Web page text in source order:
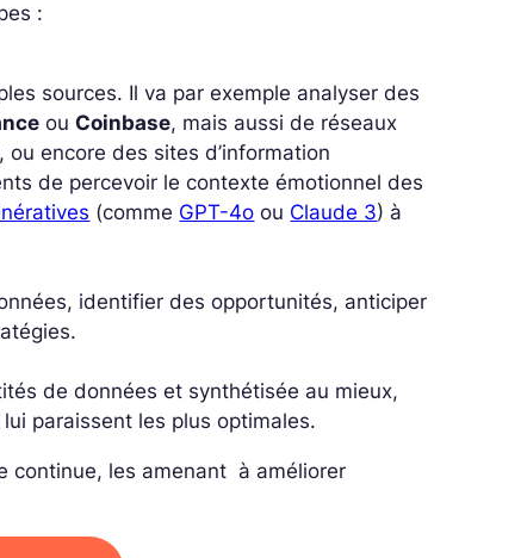
:
sources. Il va par exemple analyser des
ouCoinbase, mais aussi de réseaux
encore des sites d’information
de percevoir le contexte émotionnel des
(comme GPT-4o ou Claude 3) à
identifier des opportunités, anticiper
de données et synthétisée au mieux,
paraissent les plus optimales.
continue, les amenant à améliorer